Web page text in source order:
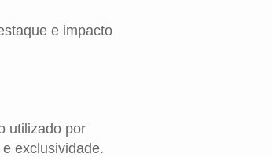
e impacto
utilizado por
exclusividade.